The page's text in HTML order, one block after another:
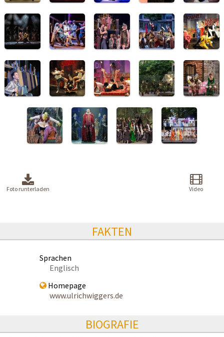
Foto runterladen Video
FAKTEN
Sprachen
Englisch
Homepage
www.ulrichwiggers.de
BIOGRAFIE